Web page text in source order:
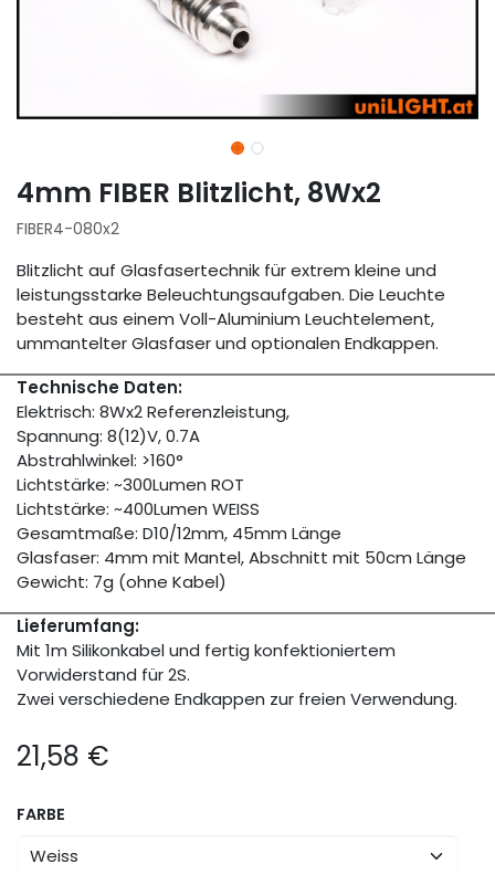
4mm FIBER Blitzlicht, 8Wx2
FIBER4-080x2
Blitzlicht auf Glasfasertechnik für extrem kleine und
leistungsstarke Beleuchtungsaufgaben. Die Leuchte
besteht aus einem Voll-Aluminium Leuchtelement,
ummantelter Glasfaser und optionalen Endkappen.
Technische Daten:
Elektrisch: 8Wx2 Referenzleistung,
Spannung: 8(12)V, 0.7A
Abstrahlwinkel: >160°
Lichtstärke: ~300Lumen ROT
Lichtstärke: ~400Lumen WEISS
Gesamtmaße: D10/12mm, 45mm Länge
Glasfaser: 4mm mit Mantel, Abschnitt mit 50cm Länge
Gewicht: 7g (ohne Kabel)
Lieferumfang:
Mit 1m Silikonkabel und fertig konfektioniertem
Vorwiderstand für 2S.
Zwei verschiedene Endkappen zur freien Verwendung.
21,58 €
FARBE